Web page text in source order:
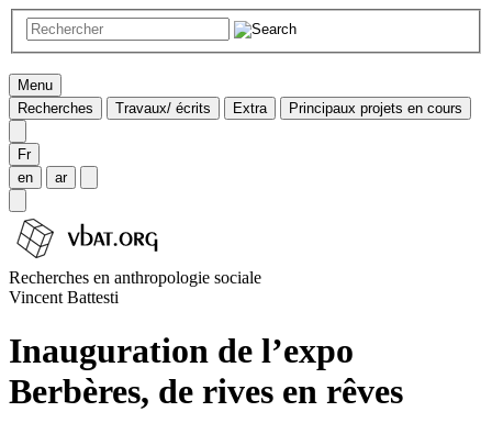
Menu
Recherches
Travaux/ écrits Extra Principaux projets en cours
Fr
en
ar
Recherches en anthropologie sociale
Vincent Battesti
Inauguration de l’expo
Berbères, de rives en rêves